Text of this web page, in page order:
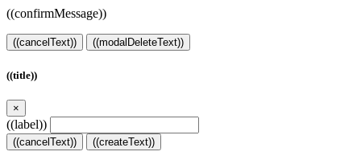
((confirmMessage))
((cancelText)) ((modalDeleteText))
((title))
×
((label))
((cancelText)) ((createText))